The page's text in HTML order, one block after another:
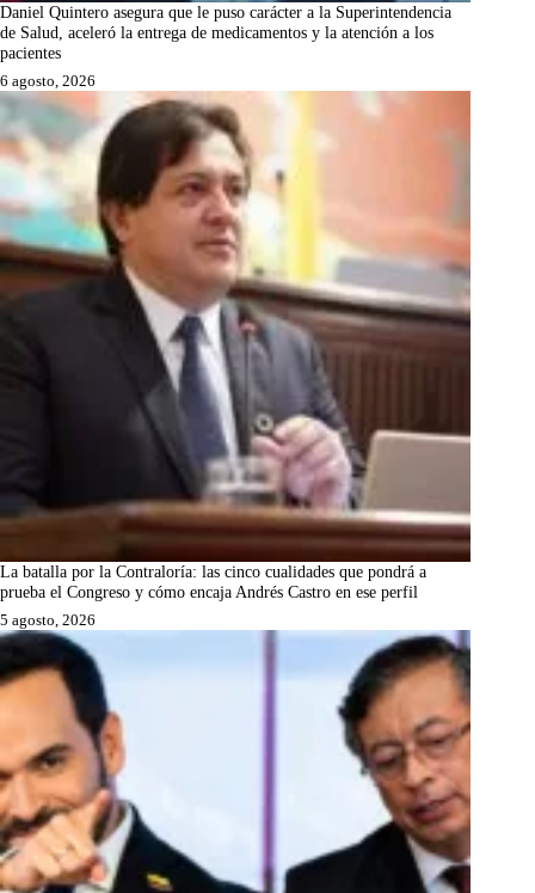
Daniel Quintero asegura que le puso carácter a la Superintendencia
de Salud, aceleró la entrega de medicamentos y la atención a los
pacientes
6 agosto, 2026
La batalla por la Contraloría: las cinco cualidades que pondrá a
prueba el Congreso y cómo encaja Andrés Castro en ese perfil
5 agosto, 2026